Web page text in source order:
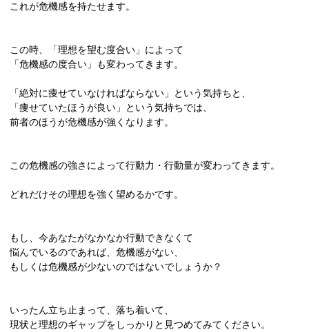
これが危機感を持たせます。
この時、「理想を望む度合い」によって
「危機感の度合い」も変わってきます。
「絶対に痩せていなければならない」という気持ちと、
「痩せていたほうが良い」という気持ちでは、
前者のほうが危機感が強くなります。
この危機感の強さによって行動力・行動量が変わってきます。
どれだけその理想を強く望めるかです。
もし、今あなたがなかなか行動できなくて
悩んでいるのであれば、危機感がない、
もしくは危機感が少ないのではないでしょうか？
いったん立ち止まって、落ち着いて、
現状と理想のギャップをしっかりと見つめてみてください。